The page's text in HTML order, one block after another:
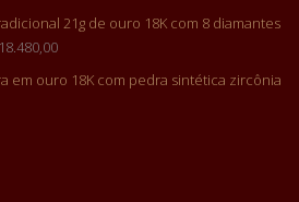
21g de ouro 18K com 8 diamantes
18.480,00
em ouro 18K com pedra sintética zircônia